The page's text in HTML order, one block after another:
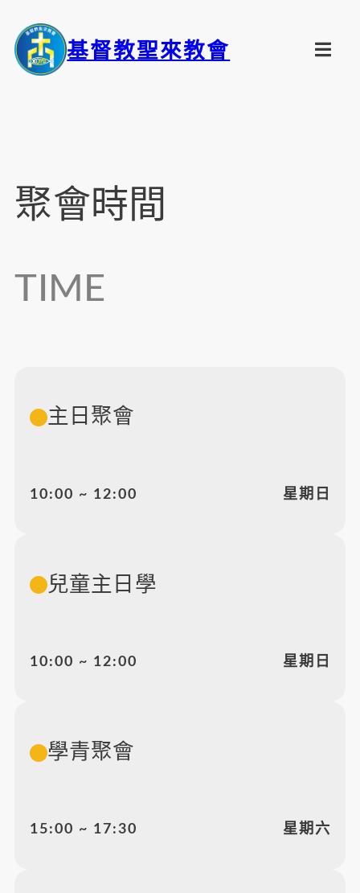
基督教聖來教會
聚會時間
TIME
主日聚會
10:00 ~ 12:00 星期日
兒童主日學
10:00 ~ 12:00 星期日
學青聚會
15:00 ~ 17:30 星期六